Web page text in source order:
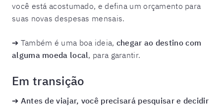
você está acostumado, e defina um orçamento para
suas novas despesas mensais.
➔ Também é uma boa ideia, chegar ao destino com
alguma moeda local, para garantir.
Em transição
➔ Antes de viajar, você precisará pesquisar e decidir